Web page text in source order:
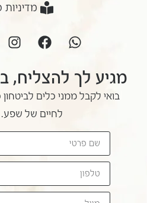
מדיניות
מגיע לך להצליח,
בואי לקבל ממני כלים
לחיים של